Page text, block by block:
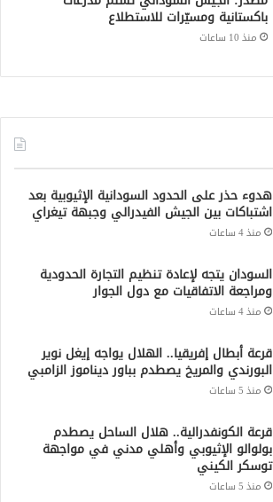
باكستانية ومسيّرات للاستطلاع
منذ 10 ساعات
هدوء حذر على الحدود السودانية الإثيوبية بعد
اشتباكات بين الجيش الفيدرالي وجبهة تيغراي
منذ 4 ساعات
السودان يتجه لإعادة تنظيم التجارة الحدودية
ومراجعة الاتفاقيات مع دول الجوار
منذ 4 ساعات
قرعة أبطال إفريقيا.. الهلال يواجه إيغل نوير
البورندي والمريخ يصطدم بباور ديناموز الزامبي
منذ 5 ساعات
قرعة الكونفدرالية.. هلال الساحل يصطدم
بولوالو الإثيوبي وأهلي مدني في مواجهة
توسكر الكيني
منذ 5 ساعات